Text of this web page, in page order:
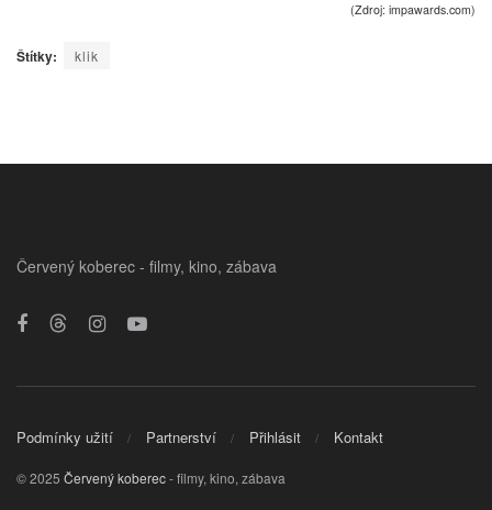
(Zdroj: impawards.com)
Štítky: klik
Červený koberec - filmy, kino, zábava
Podmínky užití Partnerství Přihlásit Kontakt
© 2025 Červený koberec- filmy, kino, zábava